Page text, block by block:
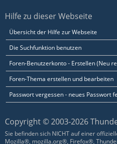
Hilfe zu dieser Webseite
Übersicht der Hilfe zur Webseite
Die Suchfunktion benutzen
Foren-Benutzerkonto - Erstellen (Neu
Foren-Thema erstellen und bearbeiten
Passwort vergessen - neues Passwort
Copyright © 2003-2026
Sie befinden sich NICHT auf einer
Mozilla®, mozilla.org®, Firefox®,